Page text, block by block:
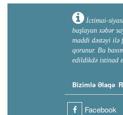
İctimai-
başlayan xəbər
maddi dəstəyi ilə
qorunur. Bu
edildikdə istinad
Bizimlə Əlaqə
Facebook